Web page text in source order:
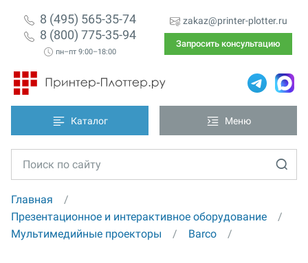
8 (495) 565-35-74
8 (800) 775-35-94
пн–пт 9:00–18:00
zakaz@printer-plotter.ru
Запросить консультацию
Каталог Меню
Главная
Презентационное и интерактивное оборудование
Мультимедийные проекторы
Barco